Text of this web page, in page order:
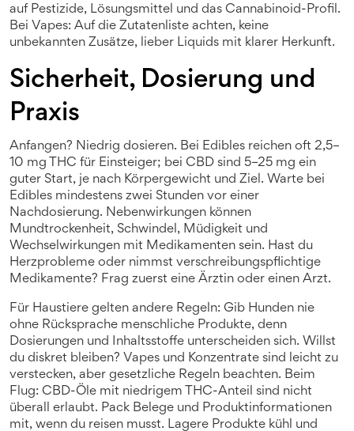
auf Pestizide, Lösungsmittel und das Cannabinoid-Profil.
Bei Vapes: Auf die Zutatenliste achten, keine
unbekannten Zusätze, lieber Liquids mit klarer Herkunft.
Sicherheit, Dosierung und
Praxis
Anfangen? Niedrig dosieren. Bei Edibles reichen oft 2,5–
10 mg THC für Einsteiger; bei CBD sind 5–25 mg ein
guter Start, je nach Körpergewicht und Ziel. Warte bei
Edibles mindestens zwei Stunden vor einer
Nachdosierung. Nebenwirkungen können
Mundtrockenheit, Schwindel, Müdigkeit und
Wechselwirkungen mit Medikamenten sein. Hast du
Herzprobleme oder nimmst verschreibungspflichtige
Medikamente? Frag zuerst eine Ärztin oder einen Arzt.
Für Haustiere gelten andere Regeln: Gib Hunden nie
ohne Rücksprache menschliche Produkte, denn
Dosierungen und Inhaltsstoffe unterscheiden sich. Willst
du diskret bleiben? Vapes und Konzentrate sind leicht zu
verstecken, aber gesetzliche Regeln beachten. Beim
Flug: CBD-Öle mit niedrigem THC-Anteil sind nicht
überall erlaubt. Pack Belege und Produktinformationen
mit, wenn du reisen musst. Lagere Produkte kühl und